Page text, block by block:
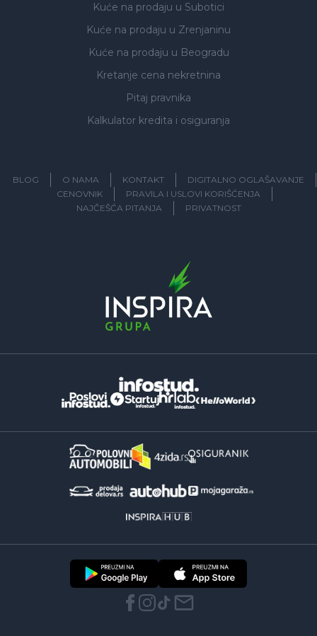
Kuće na prodaju u Subotici
Kuće na prodaju u Zrenjaninu
Kuće na prodaju u Beogradu
Kretanje cena nekretnina
Pitaj pravnika
Kalkulator kredita i osiguranja
BLOG O NAMA KONTAKT
DIGITALNO OGLAŠAVANJE
CENOVNIK
PRAVILA I USLOVI KORIŠĆENJA
NAJČEŠĆA PITANJA
PRIVATNOST